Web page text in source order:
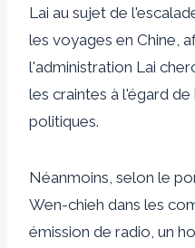
Lai au sujet de
les voyages en Chine,
l'administration Lai
les craintes à l'égard
politiques.
Néanmoins, selon le
Wen-chieh dans les
émission de radio, un